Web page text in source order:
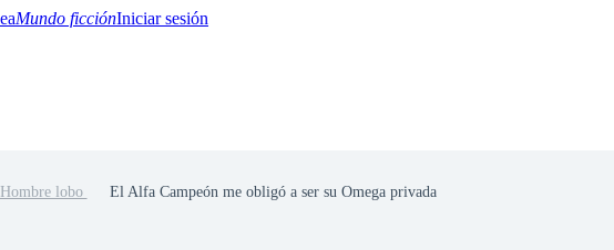
Mundo ficciónIniciar sesión
Hombre lobo El Alfa Campeón me obligó a ser su Omega privada